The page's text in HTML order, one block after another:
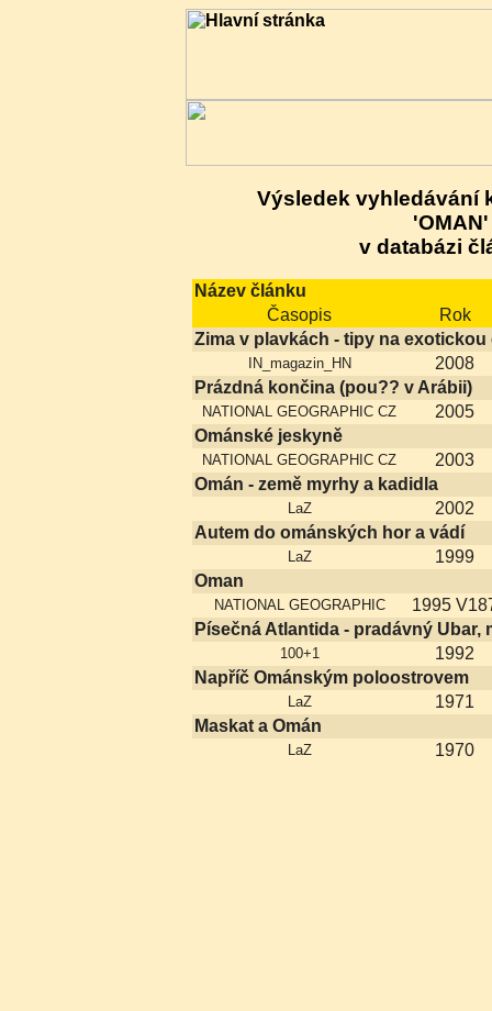
Výsledek vyhledávání
'OMAN'
v databázi
Název článku
Časopis
Rok
Zima v plavkách - tipy na
IN_magazin_HN
2008
Prázdná končina (pou?? v Arábii)
NATIONAL GEOGRAPHIC CZ
2005
Ománské jeskyně
NATIONAL GEOGRAPHIC CZ
2003
Omán - země myrhy a kadidla
LaZ
2002
Autem do ománských hor a vádí
LaZ
1999
Oman
NATIONAL GEOGRAPHIC
1995
Písečná Atlantida - pradávný
100+1
1992
Napříč Ománským poloostrovem
LaZ
1971
Maskat a Omán
LaZ 1970